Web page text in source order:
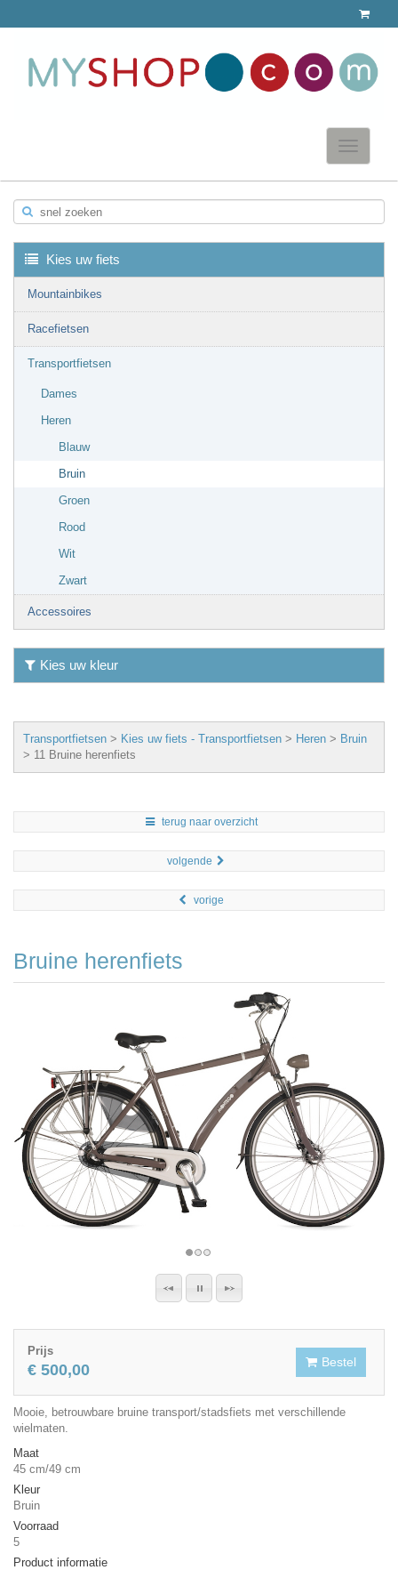
Toggle
▼
snel zoeken
Kies uw fiets
Mountainbikes
Racefietsen
Transportfietsen
Dames
Heren
Blauw
Bruin
Groen
Rood
Wit
Zwart
Accessoires
Kies uw kleur
Transportfietsen > Kies uw fiets - Transportfietsen > Heren > Bruin
> 11 Bruine herenfiets
terug naar overzicht
volgende
vorige
Bruine herenfiets
Prijs
€ 500,00 Bestel
Mooie, betrouwbare bruine transport/stadsfiets met verschillende
wielmaten.
Maat
45 cm/49 cm
Kleur
Bruin
Voorraad
5
Product informatie